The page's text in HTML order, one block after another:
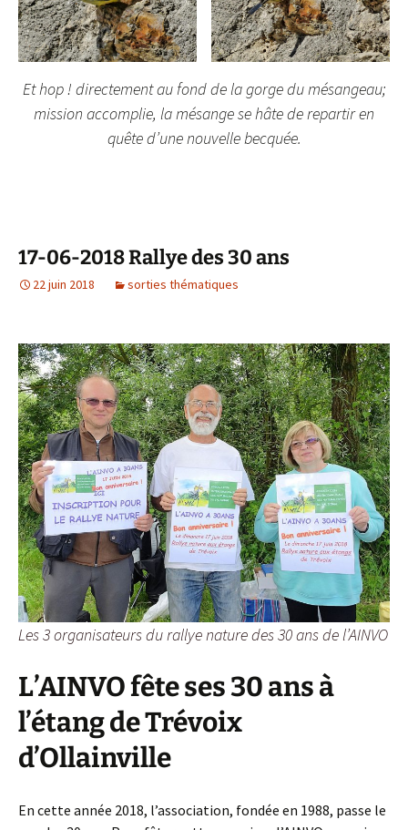
Et hop ! directement au fond de la gorge du mésangeau;
mission accomplie, la mésange se hâte de repartir en
quête d’une nouvelle becquée.
17-06-2018 Rallye des 30 ans
22 juin 2018 sorties thématiques
Les 3 organisateurs du rallye nature des 30 ans de l’AINVO
L’AINVO fête ses 30 ans à
l’étang de Trévoix
d’Ollainville
En cette année 2018, l’association, fondée en 1988, passe le